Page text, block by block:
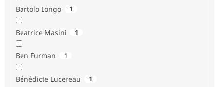
Bartolo Longo 1
Beatrice Masini 1
Ben Furman 1
Bénédicte Lucereau 1